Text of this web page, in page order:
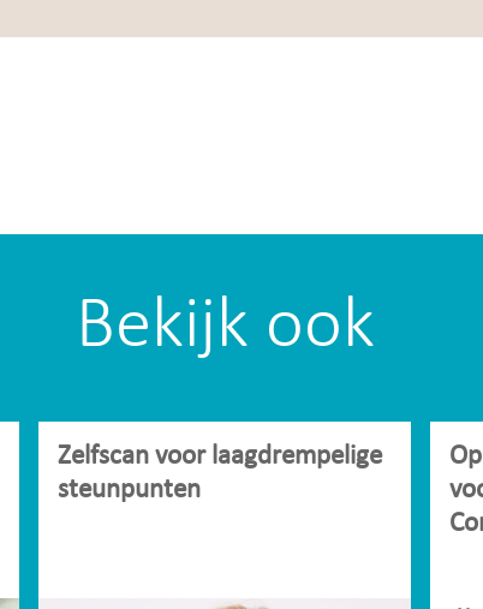
Bekijk ook
Zelfscan voor laagdrempelige
steunpunten